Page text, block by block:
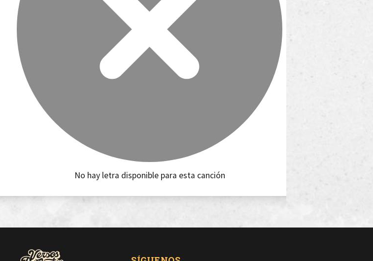
No hay letra disponible para esta canción